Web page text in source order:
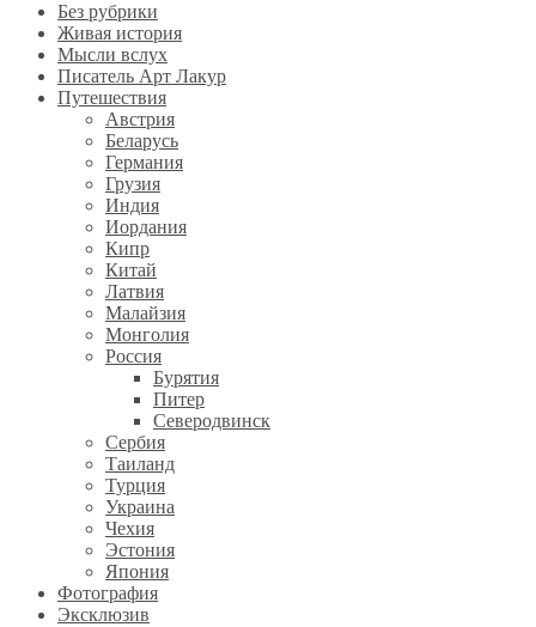
Без рубрики
Живая история
Мысли вслух
Писатель Арт Лакур
Путешествия
Австрия
Беларусь
Германия
Грузия
Индия
Иордания
Кипр
Китай
Латвия
Малайзия
Монголия
Россия
Бурятия
Питер
Северодвинск
Сербия
Таиланд
Турция
Украина
Чехия
Эстония
Япония
Фотография
Эксклюзив